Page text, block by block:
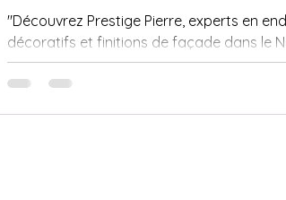
"Découvrez Prestige Pierre, experts en
décoratifs et finitions de façade dans le
Calais. Devis gratuits, service personn